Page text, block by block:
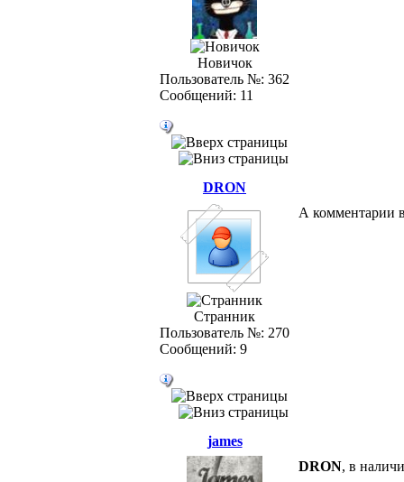
Новичок
Пользователь №: 362
Сообщений: 11
DRON
Странник
Пользователь №: 270
Сообщений: 9
А комментарии
james
DRON, в